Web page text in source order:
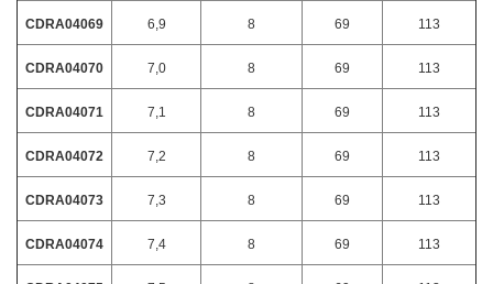
CDRA04069 6,9 8 69 113
CDRA04070 7,0 8 69 113
CDRA04071 7,1 8 69 113
CDRA04072 7,2 8 69 113
CDRA04073 7,3 8 69 113
CDRA04074 7,4 8 69 113